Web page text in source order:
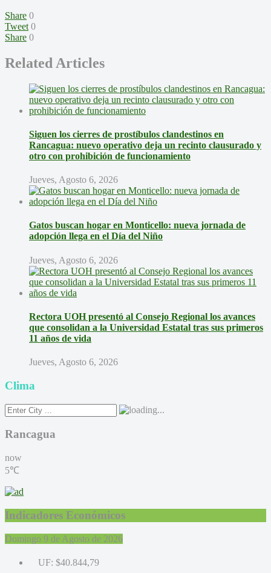
Share 0
Tweet 0
Share 0
Related Articles
Siguen los cierres de prostíbulos clandestinos en
Rancagua: nuevo operativo deja un recinto clausurado y
otro con prohibición de funcionamiento
Jueves, Agosto 6, 2026
Gatos buscan hogar en Monticello: nueva jornada de
adopción llega en el Día del Niño
Jueves, Agosto 6, 2026
Rectora UOH presentó al Consejo Regional los avances
que consolidan a la Universidad Estatal tras sus primeros
11 años de vida
Jueves, Agosto 6, 2026
Clima
Rancagua
now
5℃
Indicadores Económicos
Domingo 9 de Agosto de 2026
UF: $40.844,79